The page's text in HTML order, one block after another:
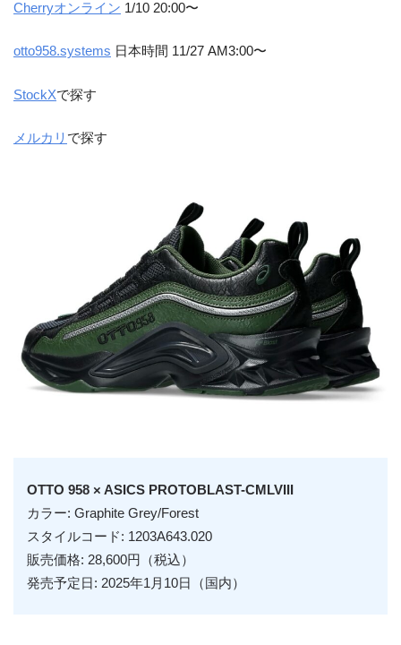
Cherryオンライン 1/10 20:00〜
otto958.systems 日本時間 11/27 AM3:00〜
StockXで探す
メルカリ で探す
OTTO 958 × ASICS PROTOBLAST-CMLVIII
カラー: Graphite Grey/Forest
スタイルコード: 1203A643.020
販売価格: 28,600円（税込）
発売予定日: 2025年1月10日（国内）